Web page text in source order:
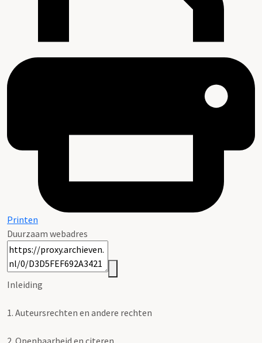
Printen
Duurzaam webadres
Inleiding
1. Auteursrechten en andere rechten